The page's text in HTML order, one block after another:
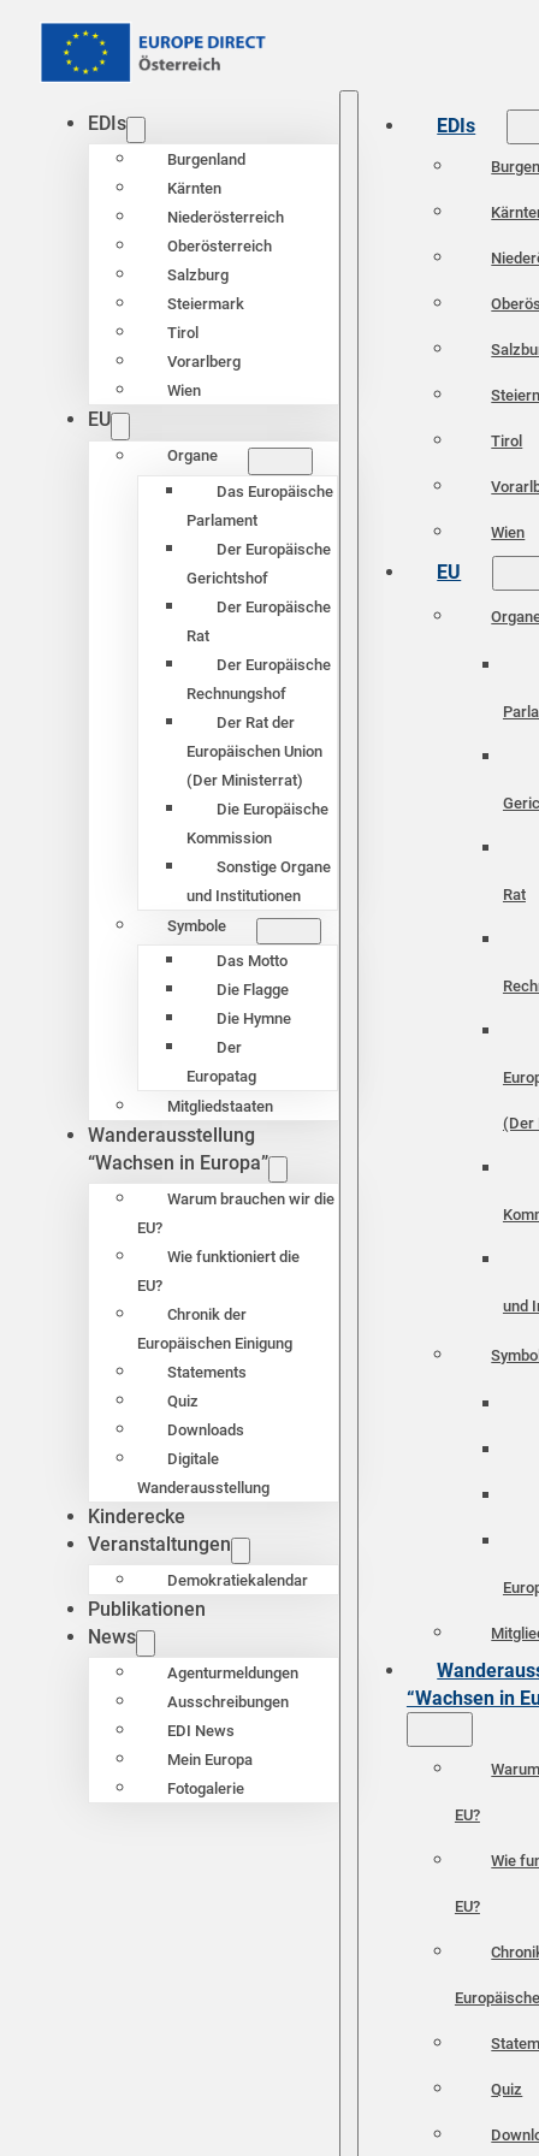
EDIs
Burgenland
Kärnten
Niederösterreich
Oberösterreich
Salzburg
Steiermark
Tirol
Vorarlberg
Wien
EU
Organe
Das Europäische
Parlament
Der Europäische
Gerichtshof
Der Europäische
Rat
Der Europäische
Rechnungshof
Der Rat der
Europäischen Union
(Der Ministerrat)
Die Europäische
Kommission
Sonstige Organe
und Institutionen
Symbole
Das Motto
Die Flagge
Die Hymne
Der
Europatag
Mitgliedstaaten
Wanderausstellung
“Wachsen in Europa”
Warum brauchen wir die
EU?
Wie funktioniert die
EU?
Chronik der
Europäischen Einigung
Statements
Quiz
Downloads
Digitale
Wanderausstellung
Kinderecke
Veranstaltungen
Demokratiekalendar
Publikationen
News
Agenturmeldungen
Ausschreibungen
EDI News
Mein Europa
Fotogalerie
EDIs
Tirol
Wien
EU
Rat
(Der
und
“Wachsen in
EU?
Wie
EU?
Quiz